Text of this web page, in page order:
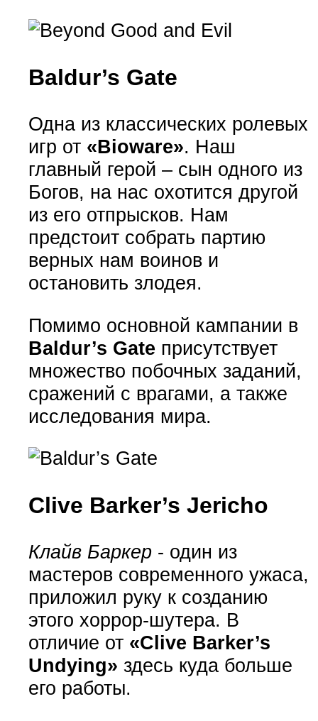
Baldur’s Gate
Одна из классических ролевых
игр от «Bioware». Наш
главный герой – сын одного из
Богов, на нас охотится другой
из его отпрысков. Нам
предстоит собрать партию
верных нам воинов и
остановить злодея.
Помимо основной кампании в
Baldur’s Gate присутствует
множество побочных заданий,
сражений с врагами, а также
исследования мира.
Clive Barker’s Jericho
Клайв Баркер- один из
мастеров современного ужаса,
приложил руку к созданию
этого хоррор-шутера. В
отличие от «Clive Barker’s
Undying» здесь куда больше
его работы.